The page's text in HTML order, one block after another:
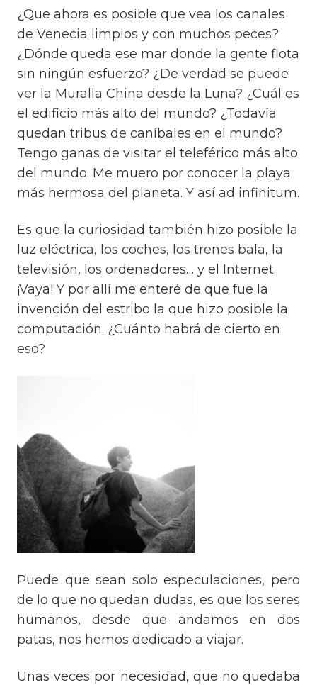
¿Que ahora es posible que vea los canales
de Venecia limpios y con muchos peces?
¿Dónde queda ese mar donde la gente flota
sin ningún esfuerzo? ¿De verdad se puede
ver la Muralla China desde la Luna? ¿Cuál es
el edificio más alto del mundo? ¿Todavía
quedan tribus de caníbales en el mundo?
Tengo ganas de visitar el teleférico más alto
del mundo. Me muero por conocer la playa
más hermosa del planeta. Y así ad infinitum.
Es que la curiosidad también hizo posible la
luz eléctrica, los coches, los trenes bala, la
televisión, los ordenadores… y el Internet.
¡Vaya! Y por allí me enteré de que fue la
invención del estribo la que hizo posible la
computación. ¿Cuánto habrá de cierto en
eso?
Puede que sean solo especulaciones, pero
de lo que no quedan dudas, es que los seres
humanos, desde que andamos en dos
patas, nos hemos dedicado a viajar.
Unas veces por necesidad, que no quedaba